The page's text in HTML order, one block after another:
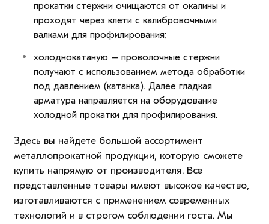
прокатки стержни очищаются от окалины и
проходят через клети с калибровочными
валками для профилирования;
холоднокатаную – проволочные стержни
получают с использованием метода обработки
под давлением (катанка). Далее гладкая
арматура направляется на оборудование
холодной прокатки для профилирования.
Здесь вы найдете большой ассортимент
металлопрокатной продукции, которую сможете
купить напрямую от производителя. Все
представленные товары имеют высокое качество,
изготавливаются с применением современных
технологий и в строгом соблюдении госта. Мы